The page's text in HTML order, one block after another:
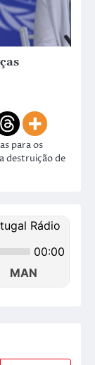
para os
destruição de